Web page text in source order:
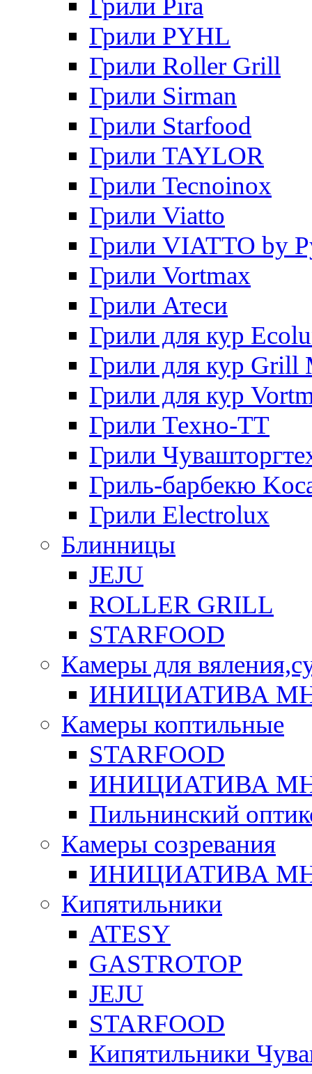
Грили Pira
Грили PYHL
Грили Roller Grill
Грили Sirman
Грили Starfood
Грили TAYLOR
Грили Tecnoinox
Грили Viatto
Грили VIATTO by
Грили Vortmax
Грили Атеси
Грили для кур
Грили для кур Grill
Грили для кур
Грили Техно-ТТ
Грили
Гриль-барбекю
Грили Electrolux
Блинницы
JEJU
ROLLER GRILL
STARFOOD
Камеры для
ИНИЦИАТИВА
Камеры коптильные
STARFOOD
ИНИЦИАТИВА
Пильнинский
Камеры созревания
ИНИЦИАТИВА
Кипятильники
ATESY
GASTROTOP
JEJU
STARFOOD
Кипятильники